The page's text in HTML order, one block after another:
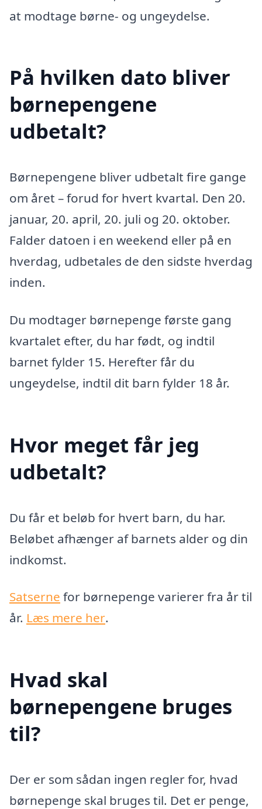
at modtage børne- og ungeydelse.
På hvilken dato bliver
børnepengene
udbetalt?
Børnepengene bliver udbetalt fire gange
om året – forud for hvert kvartal. Den 20.
januar, 20. april, 20. juli og 20. oktober.
Falder datoen i en weekend eller på en
hverdag, udbetales de den sidste hverdag
inden.
Du modtager børnepenge første gang
kvartalet efter, du har født, og indtil
barnet fylder 15. Herefter får du
ungeydelse, indtil dit barn fylder 18 år.
Hvor meget får jeg
udbetalt?
Du får et beløb for hvert barn, du har.
Beløbet afhænger af barnets alder og din
indkomst.
Satserne for børnepenge varierer fra år til
år. Læs mere her.
Hvad skal
børnepengene bruges
til?
Der er som sådan ingen regler for, hvad
børnepenge skal bruges til. Det er penge,